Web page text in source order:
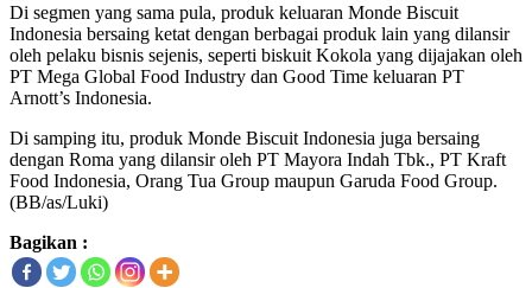
Di segmen yang sama pula, produk keluaran Monde Biscuit
Indonesia bersaing ketat dengan berbagai produk lain yang dilansir
oleh pelaku bisnis sejenis, seperti biskuit Kokola yang dijajakan oleh
PT Mega Global Food Industry dan Good Time keluaran PT
Arnott’s Indonesia.
Di samping itu, produk Monde Biscuit Indonesia juga bersaing
dengan Roma yang dilansir oleh PT Mayora Indah Tbk., PT Kraft
Food Indonesia, Orang Tua Group maupun Garuda Food Group.
(BB/as/Luki)
Bagikan :